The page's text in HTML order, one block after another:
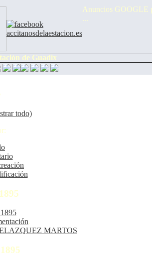
Anuncios GOOGLE
...
de Guadix
todo)
.
MARTOS